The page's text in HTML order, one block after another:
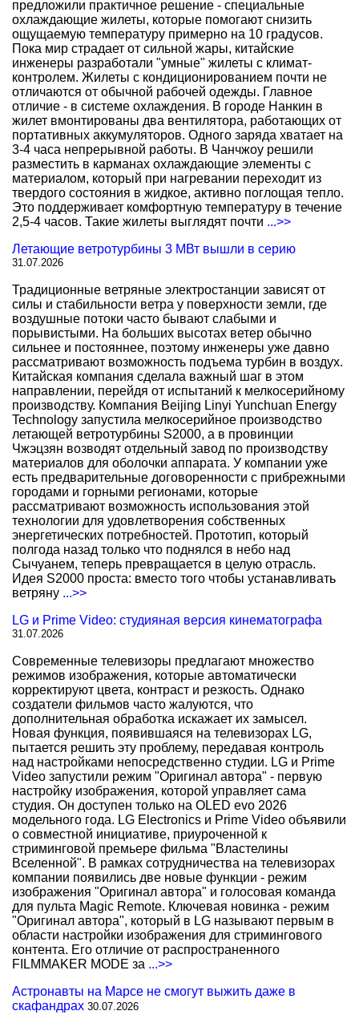
предложили практичное решение - специальные
охлаждающие жилеты, которые помогают снизить
ощущаемую температуру примерно на 10 градусов.
Пока мир страдает от сильной жары, китайские
инженеры разработали "умные" жилеты с климат-
контролем. Жилеты с кондиционированием почти не
отличаются от обычной рабочей одежды. Главное
отличие - в системе охлаждения. В городе Нанкин в
жилет вмонтированы два вентилятора, работающих от
портативных аккумуляторов. Одного заряда хватает на
3-4 часа непрерывной работы. В Чанчжоу решили
разместить в карманах охлаждающие элементы с
материалом, который при нагревании переходит из
твердого состояния в жидкое, активно поглощая тепло.
Это поддерживает комфортную температуру в течение
2,5-4 часов. Такие жилеты выглядят почти ...>>
Летающие ветротурбины 3 МВт вышли в серию
31.07.2026
Традиционные ветряные электростанции зависят от
силы и стабильности ветра у поверхности земли, где
воздушные потоки часто бывают слабыми и
порывистыми. На больших высотах ветер обычно
сильнее и постояннее, поэтому инженеры уже давно
рассматривают возможность подъема турбин в воздух.
Китайская компания сделала важный шаг в этом
направлении, перейдя от испытаний к мелкосерийному
производству. Компания Beijing Linyi Yunchuan Energy
Technology запустила мелкосерийное производство
летающей ветротурбины S2000, а в провинции
Чжэцзян возводят отдельный завод по производству
материалов для оболочки аппарата. У компании уже
есть предварительные договоренности с прибрежными
городами и горными регионами, которые
рассматривают возможность использования этой
технологии для удовлетворения собственных
энергетических потребностей. Прототип, который
полгода назад только что поднялся в небо над
Сычуанем, теперь превращается в целую отрасль.
Идея S2000 проста: вместо того чтобы устанавливать
ветряну ...>>
LG и Prime Video: студияная версия кинематографа
31.07.2026
Современные телевизоры предлагают множество
режимов изображения, которые автоматически
корректируют цвета, контраст и резкость. Однако
создатели фильмов часто жалуются, что
дополнительная обработка искажает их замысел.
Новая функция, появившаяся на телевизорах LG,
пытается решить эту проблему, передавая контроль
над настройками непосредственно студии. LG и Prime
Video запустили режим "Оригинал автора" - первую
настройку изображения, которой управляет сама
студия. Он доступен только на OLED evo 2026
модельного года. LG Electronics и Prime Video объявили
о совместной инициативе, приуроченной к
стриминговой премьере фильма "Властелины
Вселенной". В рамках сотрудничества на телевизорах
компании появились две новые функции - режим
изображения "Оригинал автора" и голосовая команда
для пульта Magic Remote. Ключевая новинка - режим
"Оригинал автора", который в LG называют первым в
области настройки изображения для стримингового
контента. Его отличие от распространенного
FILMMAKER MODE за ...>>
Астронавты на Марсе не смогут выжить даже в
скафандрах 30.07.2026